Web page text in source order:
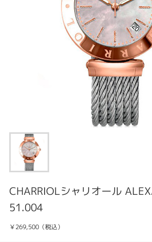
CHARRIOLシャリオール
51.004
￥269,500（税込）